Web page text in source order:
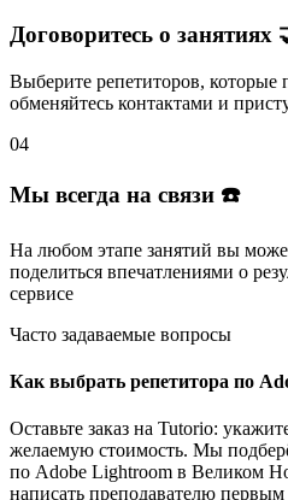
Договоритесь о занятиях
Выберите репетиторов, которые
обменяйтесь контактами и
04
Мы всегда на связи ☎️
На любом этапе занятий вы
поделиться впечатлениями о
сервисе
Часто задаваемые вопросы
Как выбрать репетитора по
Оставьте заказ на Tutorio:
желаемую стоимость. Мы
по Adobe Lightroom в Великом
написать преподавателю